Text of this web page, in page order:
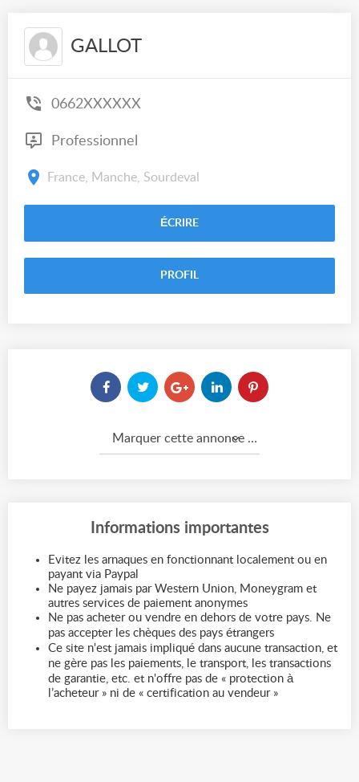
GALLOT
0662XXXXXX
Professionnel
France, Manche, Sourdeval
ÉCRIRE
PROFIL
Marquer cette annonce comme...
Informations importantes
Evitez les arnaques en fonctionnant localement ou en
payant via Paypal
Ne payez jamais par Western Union, Moneygram et
autres services de paiement anonymes
Ne pas acheter ou vendre en dehors de votre pays. Ne
pas accepter les chèques des pays étrangers
Ce site n'est jamais impliqué dans aucune transaction, et
ne gère pas les paiements, le transport, les transactions
de garantie, etc. et n'offre pas de « protection à
l’acheteur » ni de « certification au vendeur »